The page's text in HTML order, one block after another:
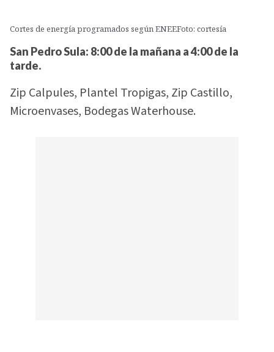
Cortes de energía programados según ENEEFoto: cortesía
San Pedro Sula: 8:00 de la mañana a 4:00 de la
tarde.
Zip Calpules, Plantel Tropigas, Zip Castillo,
Microenvases, Bodegas Waterhouse.